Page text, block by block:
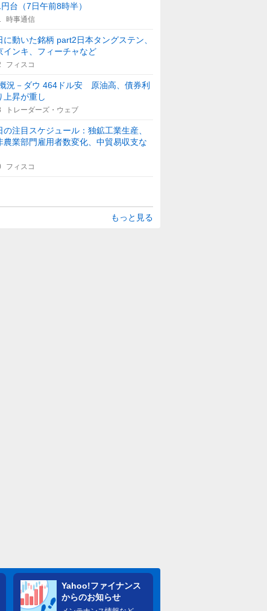
台（7日午前8時半）
時事通信
に動いた銘柄 part2日本タングステン、
インキ、フィーチャなど
フィスコ
況－ダウ 464ドル安 原油高、債券利
上昇が重し
トレーダーズ・ウェブ
の注目スケジュール：独鉱工業生産、
農業部門雇用者数変化、中貿易収支な
フィスコ
もっと見る
Yahoo!ファイナンス
からのお知らせ